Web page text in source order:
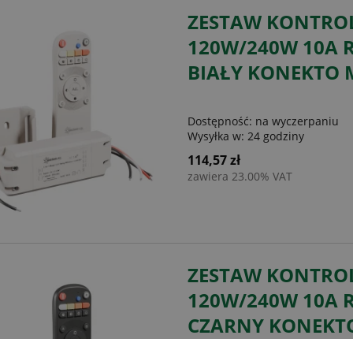
ZESTAW
120W/240W 10A
BIAŁY KONEKTO
Dostępność: na wyczerpaniu
Wysyłka w: 24 godziny
114,57 zł
zawiera 23.00% VAT
ZESTAW
120W/240W 10A
CZARNY